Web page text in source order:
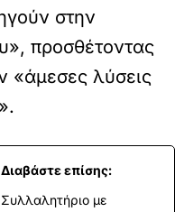
στην
προσθέτοντας
«άμεσες λύσεις
Διαβάστε επίσης:
Συλλαλητήριο με